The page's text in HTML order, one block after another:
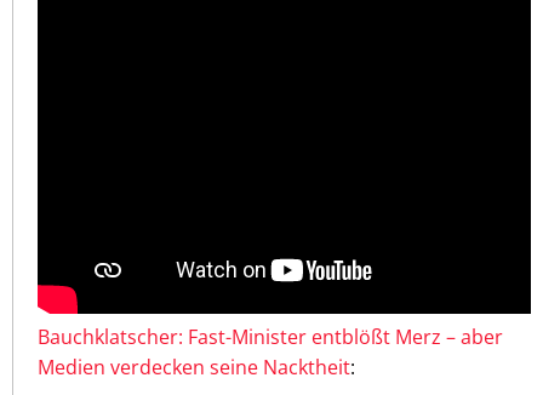
Bauchklatscher: Fast-Minister entblößt Merz – aber
Medien verdecken seine Nacktheit: